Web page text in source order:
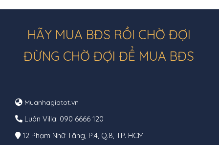
HÃY MUA BĐS RỒI CHỜ ĐỢI
ĐỪNG CHỜ ĐỢI ĐỂ MUA BĐS
Muanhagiatot.vn
Luân Villa: 090 6666 120
12 Phạm Nhữ Tăng, P.4, Q.8, TP. HCM